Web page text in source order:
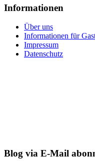
Informationen
Über uns
Informationen für
Impressum
Datenschutz
Blog via E-Mail